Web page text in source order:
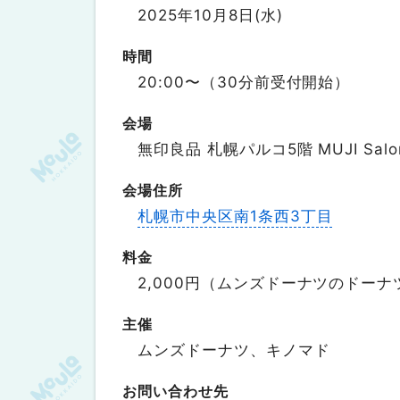
2025年10月8日(水)
時間
20:00〜（30分前受付開始）
会場
無印良品 札幌パルコ5階 MUJI
会場住所
札幌市中央区南1条西3丁目
料金
2,000円（ムンズドーナツのドーナ
主催
ムンズドーナツ、キノマド
お問い合わせ先